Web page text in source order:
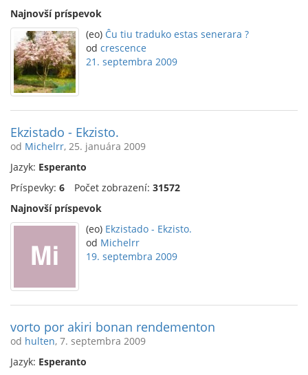
Najnovší príspevok
(eo) Ĉu tiu traduko estas senerara ?
od crescence
21. septembra 2009
Ekzistado - Ekzisto.
od Michelrr, 25. januára 2009
Jazyk: Esperanto
Príspevky: 6 Počet zobrazení: 31572
Najnovší príspevok
(eo) Ekzistado - Ekzisto.
od Michelrr
19. septembra 2009
vorto por akiri bonan rendementon
od hulten, 7. septembra 2009
Jazyk: Esperanto